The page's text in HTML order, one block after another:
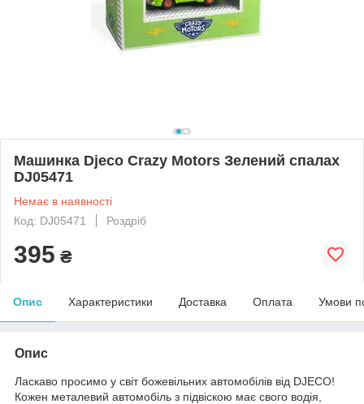
Машинка Djeco Crazy Motors Зелений спалах
DJ05471
Немає в наявності
Код: DJ05471
Роздріб
395 ₴
Опис Характеристики Доставка Оплата Умови
Опис
Ласкаво просимо у світ божевільних автомобілів від DJECO!
Кожен металевий автомобіль з підвіскою має свого водія,